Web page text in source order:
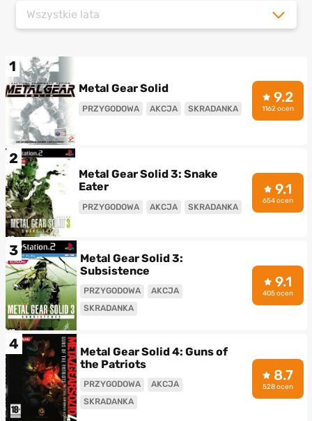
Wszystkie lata
1
Metal Gear Solid
PRZYGODOWA AKCJA SKRADANKA
9.2
1162 ocen
2
Metal Gear Solid 3: Snake
Eater
PRZYGODOWA AKCJA SKRADANKA
9.1
654 ocen
3
Metal Gear Solid 3:
Subsistence
PRZYGODOWA
AKCJA
SKRADANKA
9.1
405 ocen
4
Metal Gear Solid 4: Guns of
the Patriots
PRZYGODOWA
AKCJA
SKRADANKA
8.7
528 ocen